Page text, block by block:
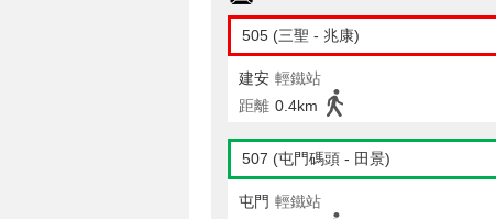
505 (三聖 - 兆康)
建安 輕鐵站
距離 0.4km
507 (屯門碼頭 - 田景)
屯門 輕鐵站